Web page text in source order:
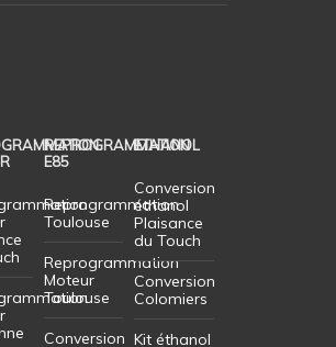
REPROGRAMMATION
E85
Reprogrammation
Toulouse
Reprogrammation
Moteur
Toulouse
Conversion
ETHANOL
Conversion
éthanol
Plaisance
du Touch
Conversion
Colomiers
Kit éthanol